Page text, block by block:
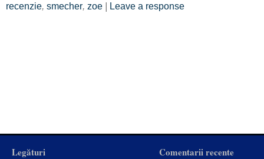
recenzie, smecher, zoe | Leave a response
Legături Comentarii recente